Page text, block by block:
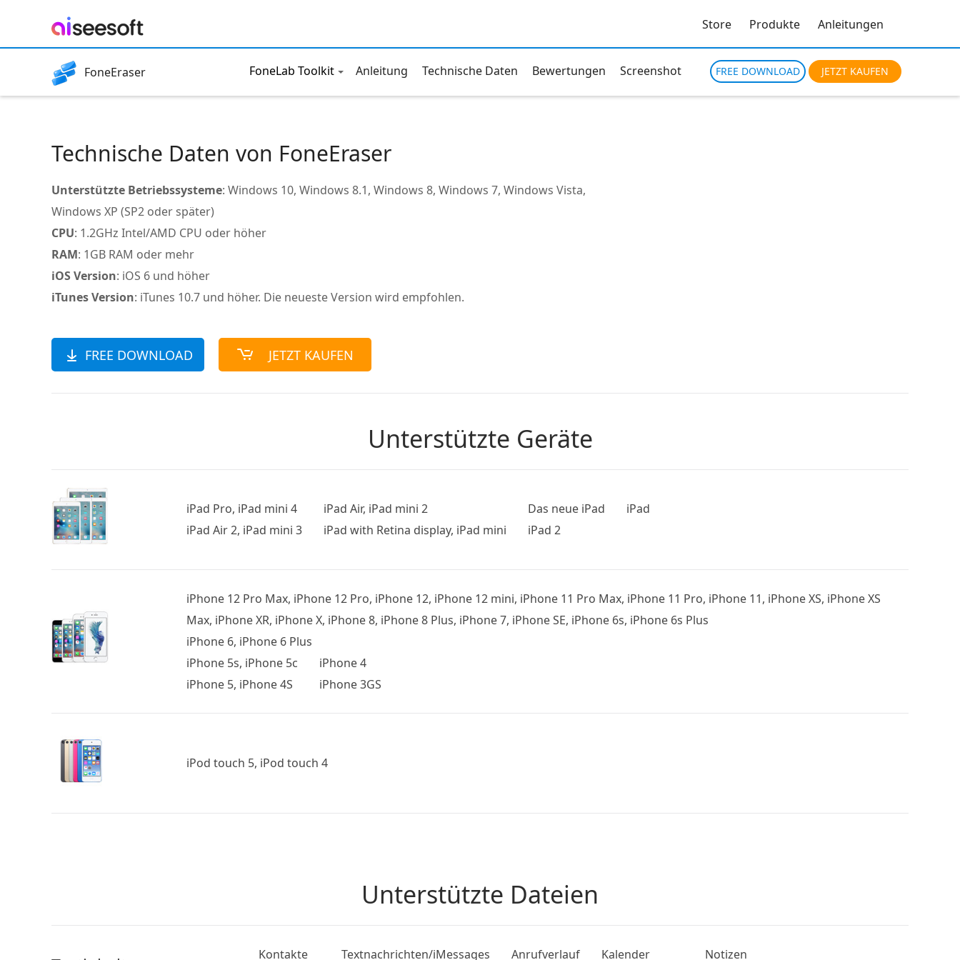
Store Produkte Anleitungen
FoneEraser FoneLab Toolkit Anleitung Technische Daten Bewertungen Screenshot FREE DOWNLOAD JETZT KAUFEN
Technische Daten von FoneEraser
Unterstützte Betriebssysteme: Windows 10, Windows 8.1, Windows 8, Windows 7, Windows Vista,
Windows XP (SP2 oder später)
CPU: 1.2GHz Intel/AMD CPU oder höher
RAM: 1GB RAM oder mehr
iOS Version: iOS 6 und höher
iTunes Version: iTunes 10.7 und höher. Die neueste Version wird empfohlen.
FREE DOWNLOAD JETZT KAUFEN
Unterstützte Geräte
iPad Pro, iPad mini 4
iPad Air 2, iPad mini 3
iPad Air, iPad mini 2
iPad with Retina display, iPad mini
Das neue iPad
iPad 2
iPad
iPhone 12 Pro Max, iPhone 12 Pro, iPhone 12, iPhone 12 mini, iPhone 11 Pro Max, iPhone 11 Pro, iPhone 11, iPhone XS, iPhone XS
Max, iPhone XR, iPhone X, iPhone 8, iPhone 8 Plus, iPhone 7, iPhone SE, iPhone 6s, iPhone 6s Plus
iPhone 6, iPhone 6 Plus
iPhone 5s, iPhone 5c
iPhone 5, iPhone 4S
iPhone 4
iPhone 3GS
iPod touch 5, iPod touch 4
Unterstützte Dateien
Kontakte
Textnachrichten/iMessages
Anrufverlauf
Kalender
Notizen